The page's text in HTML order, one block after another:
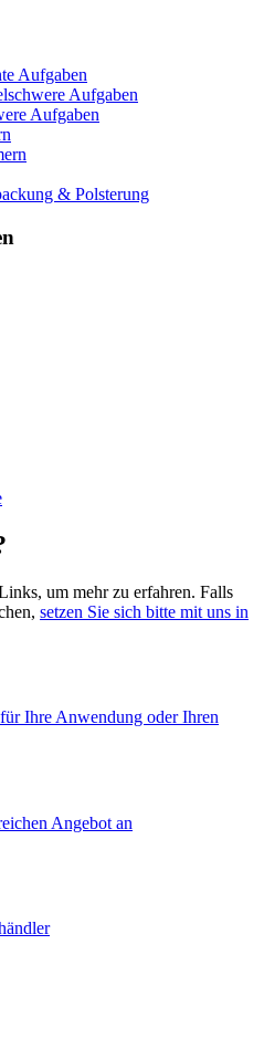
Aufgaben
Aufgaben
Aufgaben
& Polsterung
um mehr zu erfahren. Falls
setzen Sie sich bitte mit uns in
Ihre Anwendung oder Ihren
Angebot an